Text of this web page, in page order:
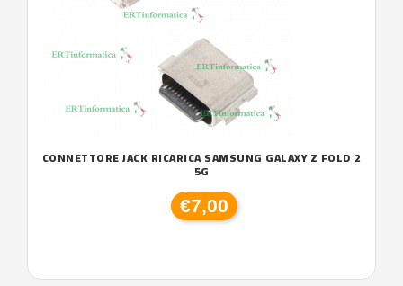
CONNETTORE JACK RICARICA SAMSUNG GALAXY Z FOLD 2
5G
€7,00